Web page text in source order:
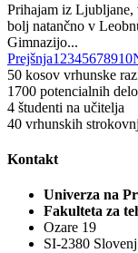
Prihajam iz Ljubljane,
bolj natančno v
Gimnazijo...
Prejšnja1 2345678910
50 kosov vrhunske
1700 potencialnih
4 študenti na učitelja
40 vrhunskih
Kontakt
Univerza na
Fakulteta za
Ozare 19
SI-2380